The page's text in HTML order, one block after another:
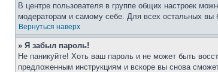
В центре пользователя в группе общих настроек
модераторам и самому себе. Для всех остальных вы
Вернуться наверх
» Я забыл пароль!
Не паникуйте! Хоть ваш пароль и не может быть
предложенным инструкциям и вскоре вы снова